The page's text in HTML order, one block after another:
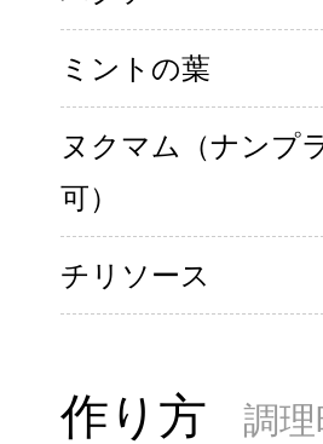
ミントの葉
ヌクマム（ナンプ
可）
チリソース
作り方 調